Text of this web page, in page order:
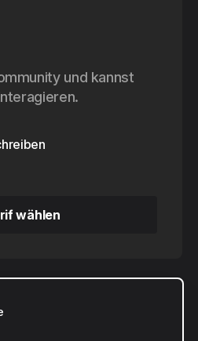
und kannst
wählen